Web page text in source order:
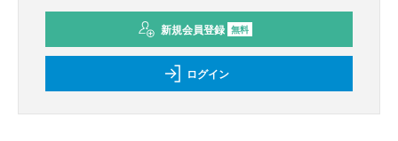
新規会員登録 無料
ログイン